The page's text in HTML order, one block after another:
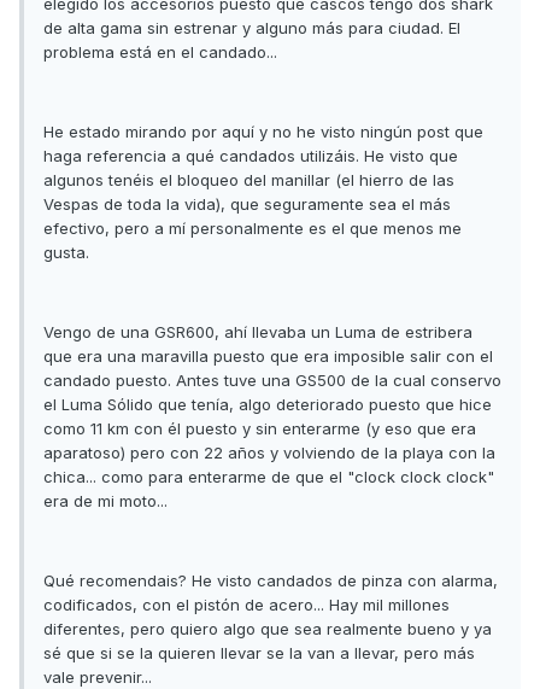
elegido los accesorios puesto que cascos tengo dos shark
de alta gama sin estrenar y alguno más para ciudad. El
problema está en el candado...
He estado mirando por aquí y no he visto ningún post que
haga referencia a qué candados utilizáis. He visto que
algunos tenéis el bloqueo del manillar (el hierro de las
Vespas de toda la vida), que seguramente sea el más
efectivo, pero a mí personalmente es el que menos me
gusta.
Vengo de una GSR600, ahí llevaba un Luma de estribera
que era una maravilla puesto que era imposible salir con el
candado puesto. Antes tuve una GS500 de la cual conservo
el Luma Sólido que tenía, algo deteriorado puesto que hice
como 11 km con él puesto y sin enterarme (y eso que era
aparatoso) pero con 22 años y volviendo de la playa con la
chica... como para enterarme de que el "clock clock clock"
era de mi moto...
Qué recomendais? He visto candados de pinza con alarma,
codificados, con el pistón de acero... Hay mil millones
diferentes, pero quiero algo que sea realmente bueno y ya
sé que si se la quieren llevar se la van a llevar, pero más
vale prevenir...